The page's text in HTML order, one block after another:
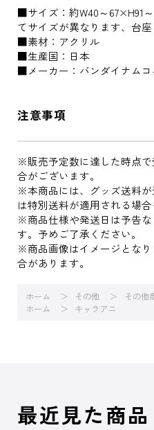
■サイズ：約W40～67×H91
てサイズが異なります、台
■素材：アクリル
■生産国：日本
■メーカー：バンダイナムコ
注意事項
※販売予定数に達した時点
合がございます。
※本商品には、グッズ送料
は特別送料が適用される場合
※商品仕様や発送日は予告
す。予めご了承ください。
※商品画像はイメージとな
合があります。
ホーム その他
その他
ホーム
キャラアニ
最近見た商品